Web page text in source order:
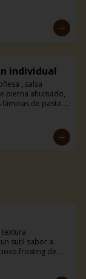
entre dulce
tropical.
individual
, salsa
pierna ahumado,
de pasta
entre dulce
tropical.
sutil sabor a
frosting de